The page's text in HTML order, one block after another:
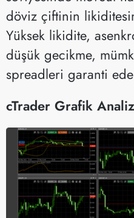
döviz çiftinin
Yüksek likidite,
düşük gecikme,
spreadleri garanti
cTrader Grafik